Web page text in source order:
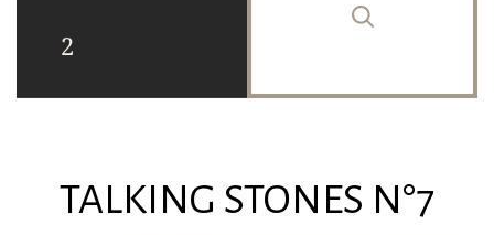
TALKING STONES N°7